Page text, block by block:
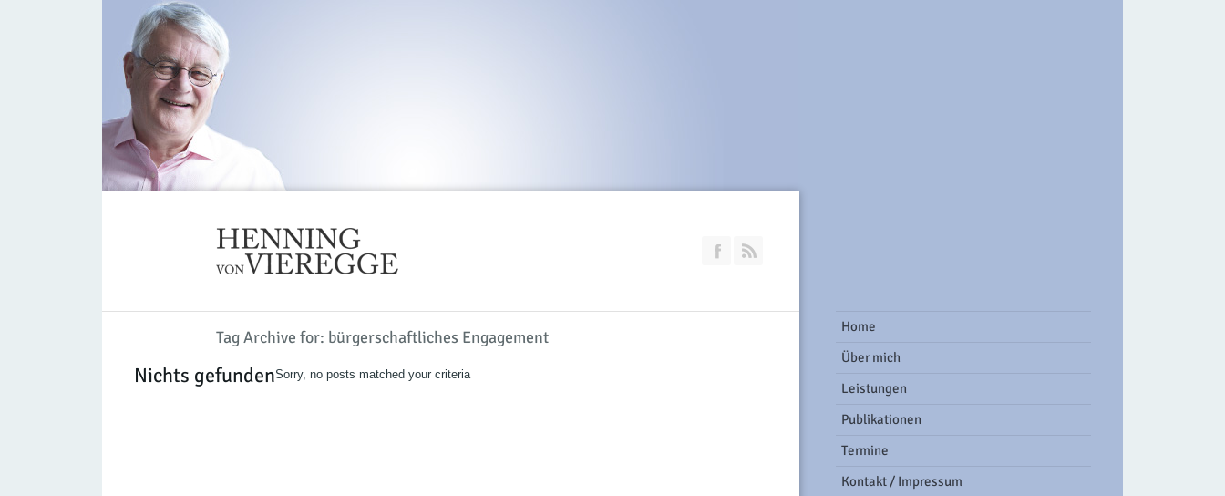
Join our Facebook Group
Tag Archive for: bürgerschaftliches Engagement
Nichts gefundenSorry, no posts matched your criteria
Home
Über mich
Leistungen
Publikationen
Termine
Kontakt / Impressum